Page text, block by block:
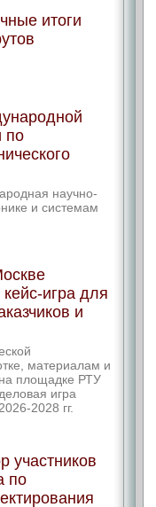
итоги
по
научно-
и системам
игра для
и
материалам и
на площадке РТУ
игра
2028 гг.
участников
по